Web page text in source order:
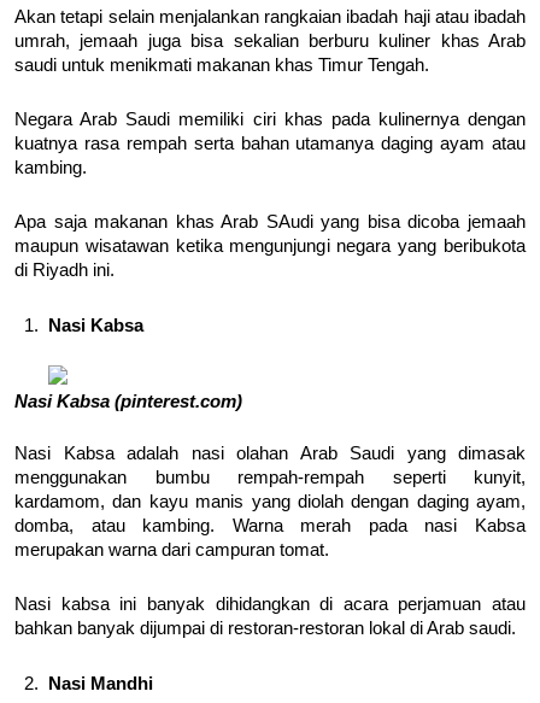
Akan tetapi selain menjalankan rangkaian ibadah haji atau ibadah
umrah, jemaah juga bisa sekalian berburu kuliner khas Arab
saudi untuk menikmati makanan khas Timur Tengah.
Negara Arab Saudi memiliki ciri khas pada kulinernya dengan
kuatnya rasa rempah serta bahan utamanya daging ayam atau
kambing.
Apa saja makanan khas Arab SAudi yang bisa dicoba jemaah
maupun wisatawan ketika mengunjungi negara yang beribukota
di Riyadh ini.
Nasi Kabsa
Nasi Kabsa (pinterest.com)
Nasi Kabsa adalah nasi olahan Arab Saudi yang dimasak
menggunakan bumbu rempah-rempah seperti kunyit,
kardamom, dan kayu manis yang diolah dengan daging ayam,
domba, atau kambing. Warna merah pada nasi Kabsa
merupakan warna dari campuran tomat.
Nasi kabsa ini banyak dihidangkan di acara perjamuan atau
bahkan banyak dijumpai di restoran-restoran lokal di Arab saudi.
Nasi Mandhi